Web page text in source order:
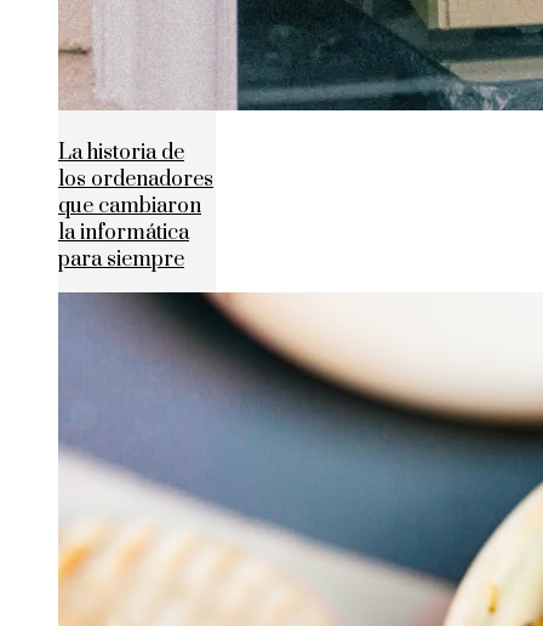
La historia de
los ordenadores
que cambiaron
la informática
para siempre